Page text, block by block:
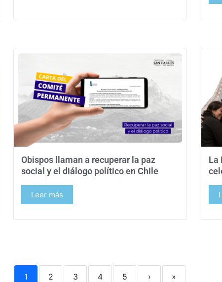
Obispos llaman a recuperar la paz
social y el diálogo político en Chile
Leer más
La
1 2 3 4 5 › »